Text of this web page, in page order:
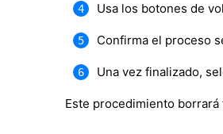
Usa los botones de
Confirma el proceso
Una vez finalizado,
Este procedimiento